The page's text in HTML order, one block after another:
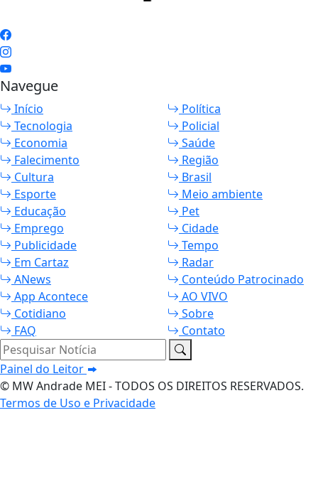
Navegue
Início
Política
Tecnologia
Policial
Economia
Saúde
Falecimento
Região
Cultura
Brasil
Esporte
Meio ambiente
Educação
Pet
Emprego
Cidade
Publicidade
Tempo
Em Cartaz
Radar
ANews
Conteúdo Patrocinado
App Acontece
AO VIVO
Cotidiano
Sobre
FAQ
Contato
Pesquisar Notícia
Painel do Leitor
© MW Andrade MEI - TODOS OS DIREITOS RESERVADOS.
Termos de Uso e Privacidade